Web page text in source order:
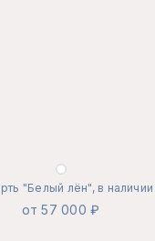
"Белый лён", в наличии
от 57 000 ₽